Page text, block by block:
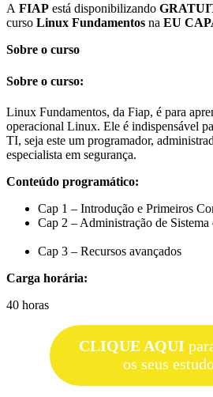
A FIAP está disponibilizando
curso Linux Fundamentos na EU
Sobre o curso
Sobre o curso:
Linux Fundamentos, da Fiap, é para
operacional Linux. Ele é indispensável
TI, seja este um programador,
especialista em segurança.
Conteúdo programático:
Cap 1 – Introdução e
Cap 2 – Administração de
Cap 3 – Recursos avançados
Carga horária:
40 horas
CLIQUE AQUI
os seus